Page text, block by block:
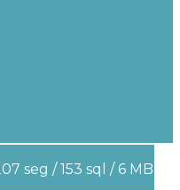
seg /153 sql / 6 MB